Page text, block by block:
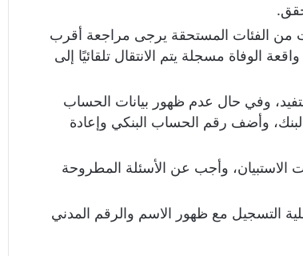
من الفئات المستحقة يرجى مراجعة أقرب
الوفاة مسجلة يتم الانتقال تلقائيًا إلى
وفي حال عدم ظهور بيانات الحساب
وأضف رقم الحساب البنكي وإعادة
الاستبيان، وأجب عن الأسئلة المطروحة
التسجيل مع ظهور الاسم والرقم المدني